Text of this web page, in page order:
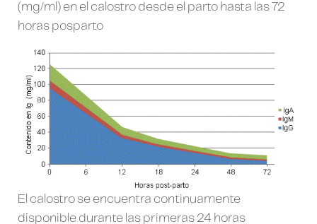
(mg/ml) en el calostro desde el parto hasta las 72
horas posparto
El calostro se encuentra continuamente
disponible durante las primeras 24 horas